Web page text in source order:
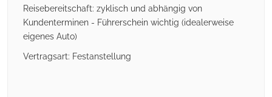
Reisebereitschaft: zyklisch und abhängig von
Kundenterminen - Führerschein wichtig (idealerweise
eigenes Auto)
Vertragsart: Festanstellung